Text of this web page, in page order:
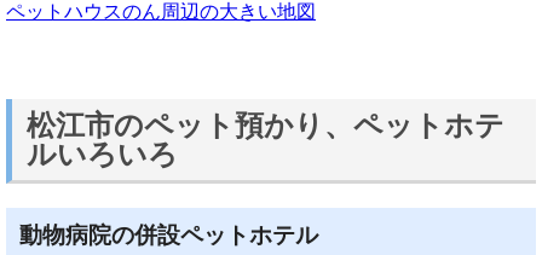
ペットハウスのん周辺の大きい地図
松江市のペット預かり、ペットホテ
ルいろいろ
動物病院の併設ペットホテル